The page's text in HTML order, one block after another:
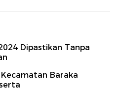
Dipastikan Tanpa
Baraka